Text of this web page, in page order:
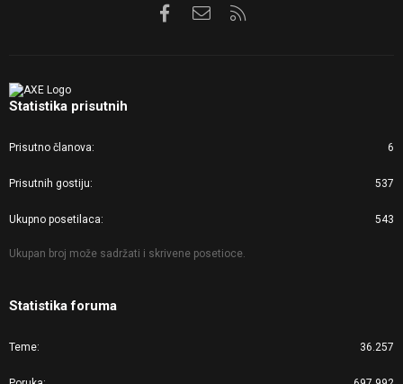
FacebookKontaktirajte nas
Statistika prisutnih
Prisutno članova 6
Prisutnih gostiju 537
Ukupno posetilaca 543
Ukupan broj može sadržati i skrivene posetioce.
Statistika foruma
Teme 36.257